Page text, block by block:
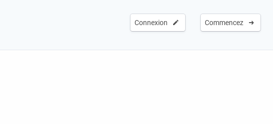
Commencez
Connexion